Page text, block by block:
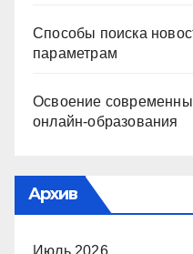
Способы поиска
параметрам
Освоение
онлайн-образования
Архив
Июль 2026